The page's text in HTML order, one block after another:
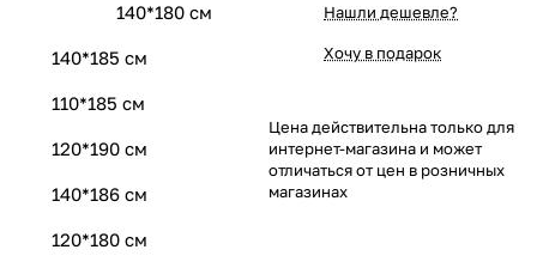
140*180 см
140*185 см
110*185 см
120*190 см
140*186 см
120*180 см
Нашли дешевле?
Хочу в подарок
Цена действительна только для
интернет-магазина и может
отличаться от цен в розничных
магазинах